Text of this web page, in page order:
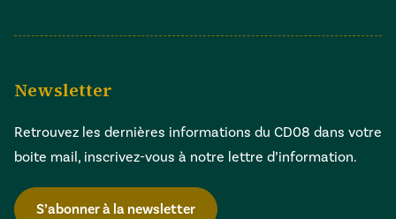
Newsletter
Retrouvez les dernières informations du CD08 dans votre
boite mail, inscrivez-vous à notre lettre d’information.
S’abonner à la newsletter